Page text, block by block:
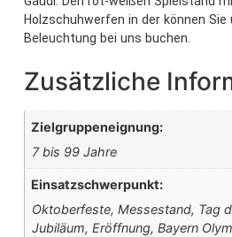
Holzschuhwerfen in der können
Beleuchtung bei uns buchen.
Zusätzliche
Zielgruppeneignung:
7 bis 99 Jahre
Einsatzschwerpunkt:
Oktoberfeste, Messestand, Tag
Jubiläum, Eröffnung, Bayern